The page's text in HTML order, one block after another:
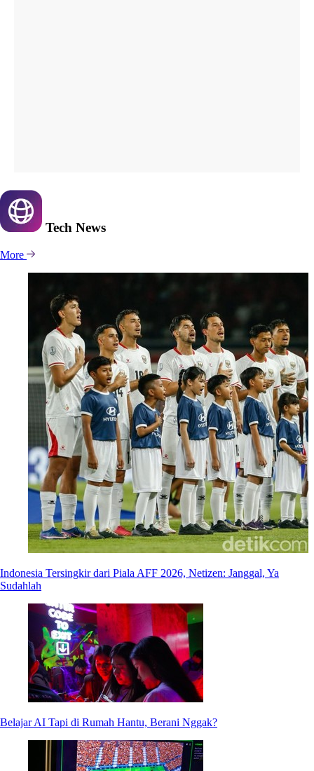
Tech News
More
Indonesia Tersingkir dari Piala AFF 2026, Netizen: Janggal, Ya
Sudahlah
Belajar AI Tapi di Rumah Hantu, Berani Nggak?